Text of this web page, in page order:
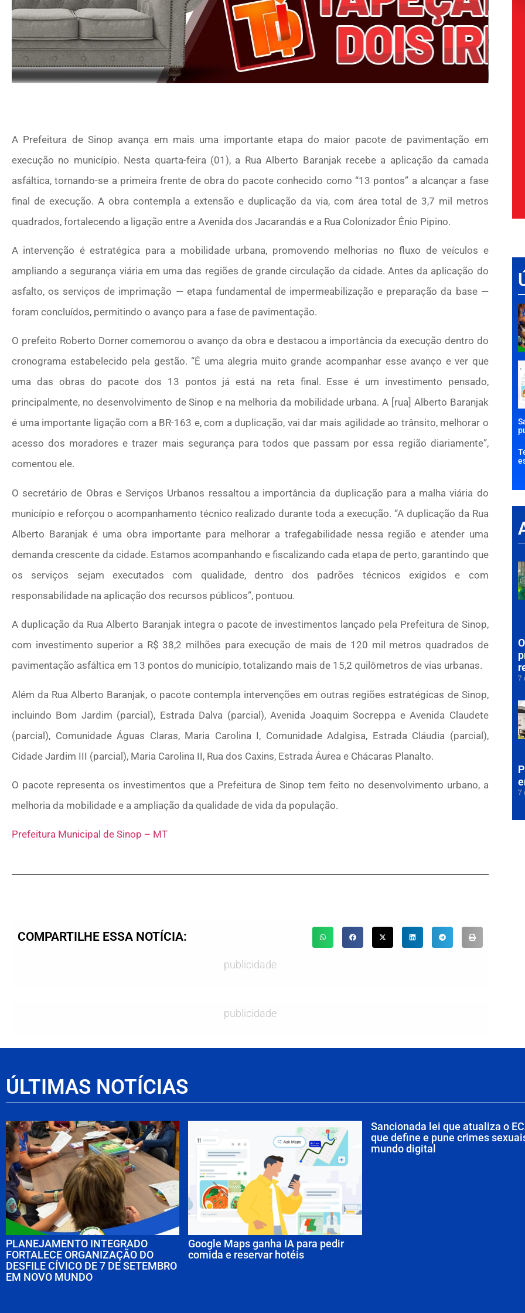
A Prefeitura de Sinop avança em mais uma importante etapa do maior pacote de pavimentação em
execução no município. Nesta quarta-feira (01), a Rua Alberto Baranjak recebe a aplicação da camada
asfáltica, tornando-se a primeira frente de obra do pacote conhecido como “13 pontos” a alcançar a fase
final de execução. A obra contempla a extensão e duplicação da via, com área total de 3,7 mil metros
quadrados, fortalecendo a ligação entre a Avenida dos Jacarandás e a Rua Colonizador Ênio Pipino.
A intervenção é estratégica para a mobilidade urbana, promovendo melhorias no fluxo de veículos e
ampliando a segurança viária em uma das regiões de grande circulação da cidade. Antes da aplicação do
asfalto, os serviços de imprimação — etapa fundamental de impermeabilização e preparação da base —
foram concluídos, permitindo o avanço para a fase de pavimentação.
O prefeito Roberto Dorner comemorou o avanço da obra e destacou a importância da execução dentro do
cronograma estabelecido pela gestão. “É uma alegria muito grande acompanhar esse avanço e ver que
uma das obras do pacote dos 13 pontos já está na reta final. Esse é um investimento pensado,
principalmente, no desenvolvimento de Sinop e na melhoria da mobilidade urbana. A [rua] Alberto Baranjak
é uma importante ligação com a BR-163 e, com a duplicação, vai dar mais agilidade ao trânsito, melhorar o
acesso dos moradores e trazer mais segurança para todos que passam por essa região diariamente”,
comentou ele.
O secretário de Obras e Serviços Urbanos ressaltou a importância da duplicação para a malha viária do
município e reforçou o acompanhamento técnico realizado durante toda a execução. “A duplicação da Rua
Alberto Baranjak é uma obra importante para melhorar a trafegabilidade nessa região e atender uma
demanda crescente da cidade. Estamos acompanhando e fiscalizando cada etapa de perto, garantindo que
os serviços sejam executados com qualidade, dentro dos padrões técnicos exigidos e com
responsabilidade na aplicação dos recursos públicos”, pontuou.
A duplicação da Rua Alberto Baranjak integra o pacote de investimentos lançado pela Prefeitura de Sinop,
com investimento superior a R$ 38,2 milhões para execução de mais de 120 mil metros quadrados de
pavimentação asfáltica em 13 pontos do município, totalizando mais de 15,2 quilômetros de vias urbanas.
Além da Rua Alberto Baranjak, o pacote contempla intervenções em outras regiões estratégicas de Sinop,
incluindo Bom Jardim (parcial), Estrada Dalva (parcial), Avenida Joaquim Socreppa e Avenida Claudete
(parcial), Comunidade Águas Claras, Maria Carolina I, Comunidade Adalgisa, Estrada Cláudia (parcial),
Cidade Jardim III (parcial), Maria Carolina II, Rua dos Caxins, Estrada Áurea e Chácaras Planalto.
O pacote representa os investimentos que a Prefeitura de Sinop tem feito no desenvolvimento urbano, a
melhoria da mobilidade e a ampliação da qualidade de vida da população.
Prefeitura Municipal de Sinop – MT
COMPARTILHE ESSA NOTÍCIA:
publicidade
publicidade
7
7
ÚLTIMAS NOTÍCIAS
PLANEJAMENTO INTEGRADO
FORTALECE ORGANIZAÇÃO DO
DESFILE CÍVICO DE 7 DE SETEMBRO
EM NOVO MUNDO
Google Maps ganha IA para pedir
comida e reservar hotéis
Sancionada lei que atualiza o
que define e pune crimes
mundo digital